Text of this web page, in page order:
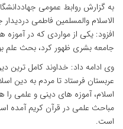
به گزارش روابط عمومی
الاسلام والمسلمین فاطمی
جامعه بشری ظهور کرد، بحث علم
وی ادامه داد: خداوند کامل ترین
عربستان فرستاد تا مردم به دین
اسلام، آموزه های دینی و علمی
مباحث علمی در قرآن کریم آمده
است.